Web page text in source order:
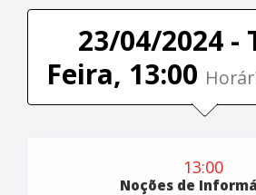
23/04/2024 -
Feira, 13:00
13:00
Noções de